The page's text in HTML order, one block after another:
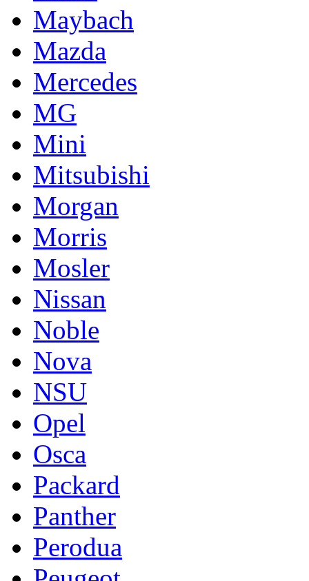
Maybach
Mazda
Mercedes
MG
Mini
Mitsubishi
Morgan
Morris
Mosler
Nissan
Noble
Nova
NSU
Opel
Osca
Packard
Panther
Perodua